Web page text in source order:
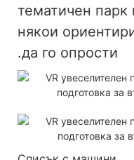
тематичен парк
някои
да го опрости.